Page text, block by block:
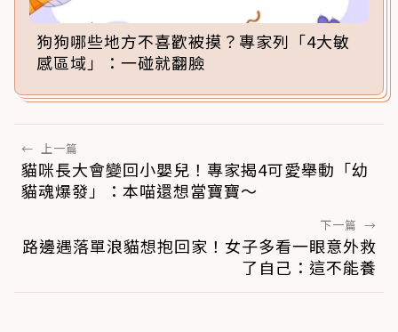
狗狗哪些地方不喜歡被摸？專家列「4大敏
感區域」：一碰就翻臉
← 上一篇
貓咪長大會變回小嬰兒！專家揭4可愛舉動「幼
貓魂爆發」：本喵還想當寶寶～
下一篇 →
路邊遇落單浪貓想抱回家！女子多看一眼意外救
了自己：這不能養